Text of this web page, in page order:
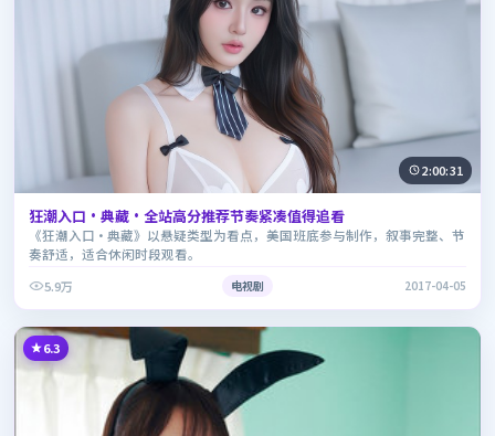
2:00:31
狂潮入口·典藏·全站高分推荐节奏紧凑值得追看
《狂潮入口·典藏》以悬疑类型为看点，美国班底参与制作，叙事完整、节
奏舒适，适合休闲时段观看。
5.9万
电视剧 2017-04-05
6.3